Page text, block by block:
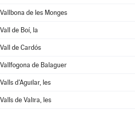
Vallbona de les Monges
Vall de Boí, la
Vall de Cardós
Vallfogona de Balaguer
Valls d'Aguilar, les
Valls de Valira, les